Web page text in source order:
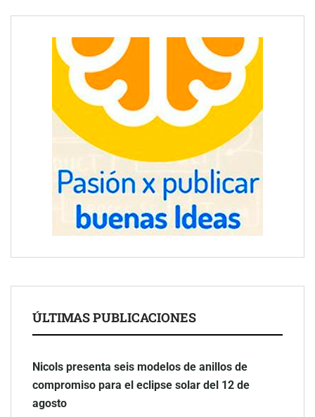
ÚLTIMAS PUBLICACIONES
Nicols presenta seis modelos de anillos de
compromiso para el eclipse solar del 12 de
agosto